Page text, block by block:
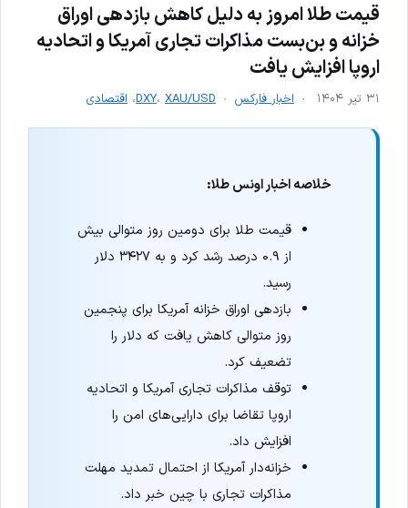
قیمت طلا امروز به دلیل کاهش بازدهی اوراق
خزانه و بن‌بست مذاکرات تجاری آمریکا و اتحادیه
اروپا افزایش یافت
۳۱ تیر ۱۴۰۴ اخبار فارکس DXY، XAU/USD ، اقتصادی
خلاصه اخبار اونس طلا:
قیمت طلا برای دومین روز متوالی بیش
از ۰.۹ درصد رشد کرد و به ۳۴۲۷ دلار
رسید.
بازدهی اوراق خزانه آمریکا برای پنجمین
روز متوالی کاهش یافت که دلار را
تضعیف کرد.
توقف مذاکرات تجاری آمریکا و اتحادیه
اروپا تقاضا برای دارایی‌های امن را
افزایش داد.
خزانه‌دار آمریکا از احتمال تمدید مهلت
مذاکرات تجاری با چین خبر داد.